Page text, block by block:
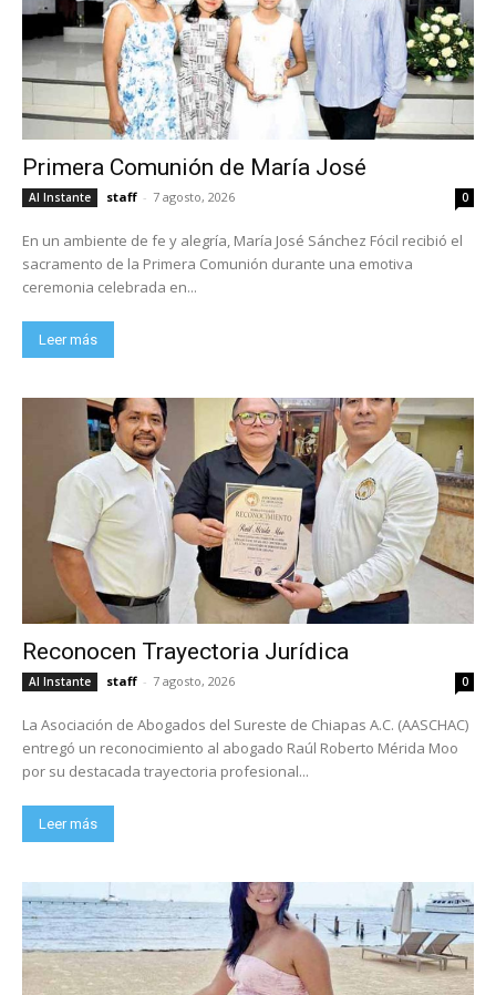
Primera Comunión de María José
Al Instante staff - 7 agosto, 2026 0
En un ambiente de fe y alegría, María José Sánchez Fócil recibió el
sacramento de la Primera Comunión durante una emotiva
ceremonia celebrada en...
Leer más
Reconocen Trayectoria Jurídica
Al Instante staff - 7 agosto, 2026 0
La Asociación de Abogados del Sureste de Chiapas A.C. (AASCHAC)
entregó un reconocimiento al abogado Raúl Roberto Mérida Moo
por su destacada trayectoria profesional...
Leer más